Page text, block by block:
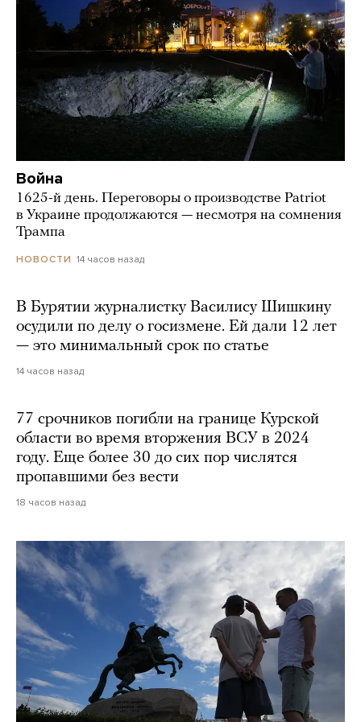
Война
1625-й день. Переговоры о производстве Patriot
в Украине продолжаются — несмотря на сомнения
Трампа
НОВОСТИ 14 часов назад
В Бурятии журналистку Василису Шишкину
осудили по делу о госизмене. Ей дали 12 лет
— это минимальный срок по статье
14 часов назад
77 срочников погибли на границе Курской
области во время вторжения ВСУ в 2024
году. Еще более 30 до сих пор числятся
пропавшими без вести
18 часов назад